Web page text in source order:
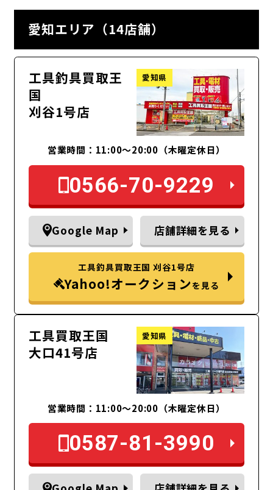
愛知エリア（14店舗）
工具釣具買取王
国
刈谷1号店
愛知県
営業時間：11:00～20:00（木曜定休日）
0566-70-9229
Google Map 店舗詳細を見る
工具釣具買取王国 刈谷1号店
Yahoo!オークションを見る
工具買取王国
大口41号店
愛知県
営業時間：11:00～20:00（木曜定休日）
0587-81-3990